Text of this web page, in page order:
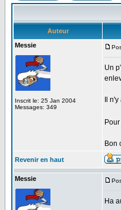
Auteur
Messie
Inscrit le: 25 Jan 2004
Messages: 349
Un
Il
Bon
Revenir en haut
Messie
Ha